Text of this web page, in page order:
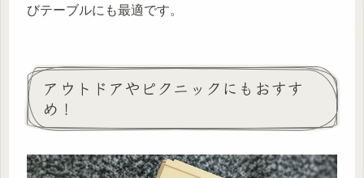
びテーブルにも最適です。
アウトドアやピクニックにもおすす
め！